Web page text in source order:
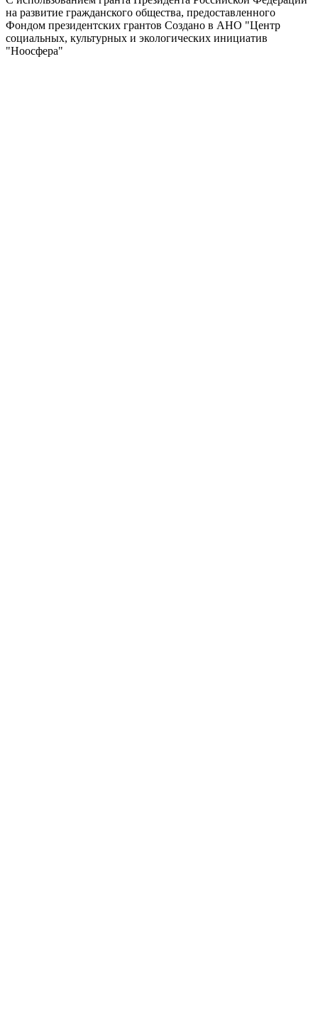
на развитие гражданского общества, предоставленного
Фондом президентских грантов Создано в АНО "Центр
социальных, культурных и экологических инициатив
"Ноосфера"